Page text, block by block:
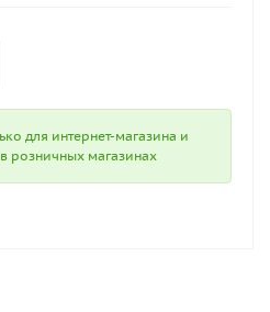
для интернет-магазина и
розничных магазинах